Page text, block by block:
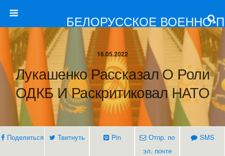
БЕЛОРУССКОЕ ВОЕННО-
16.05.2022
Лукашенко Рассказал О Роли
ОДКБ И Раскритиковал НАТО
Поделиться Твитнуть Pin
Отпр. по
эл. почте
SMS